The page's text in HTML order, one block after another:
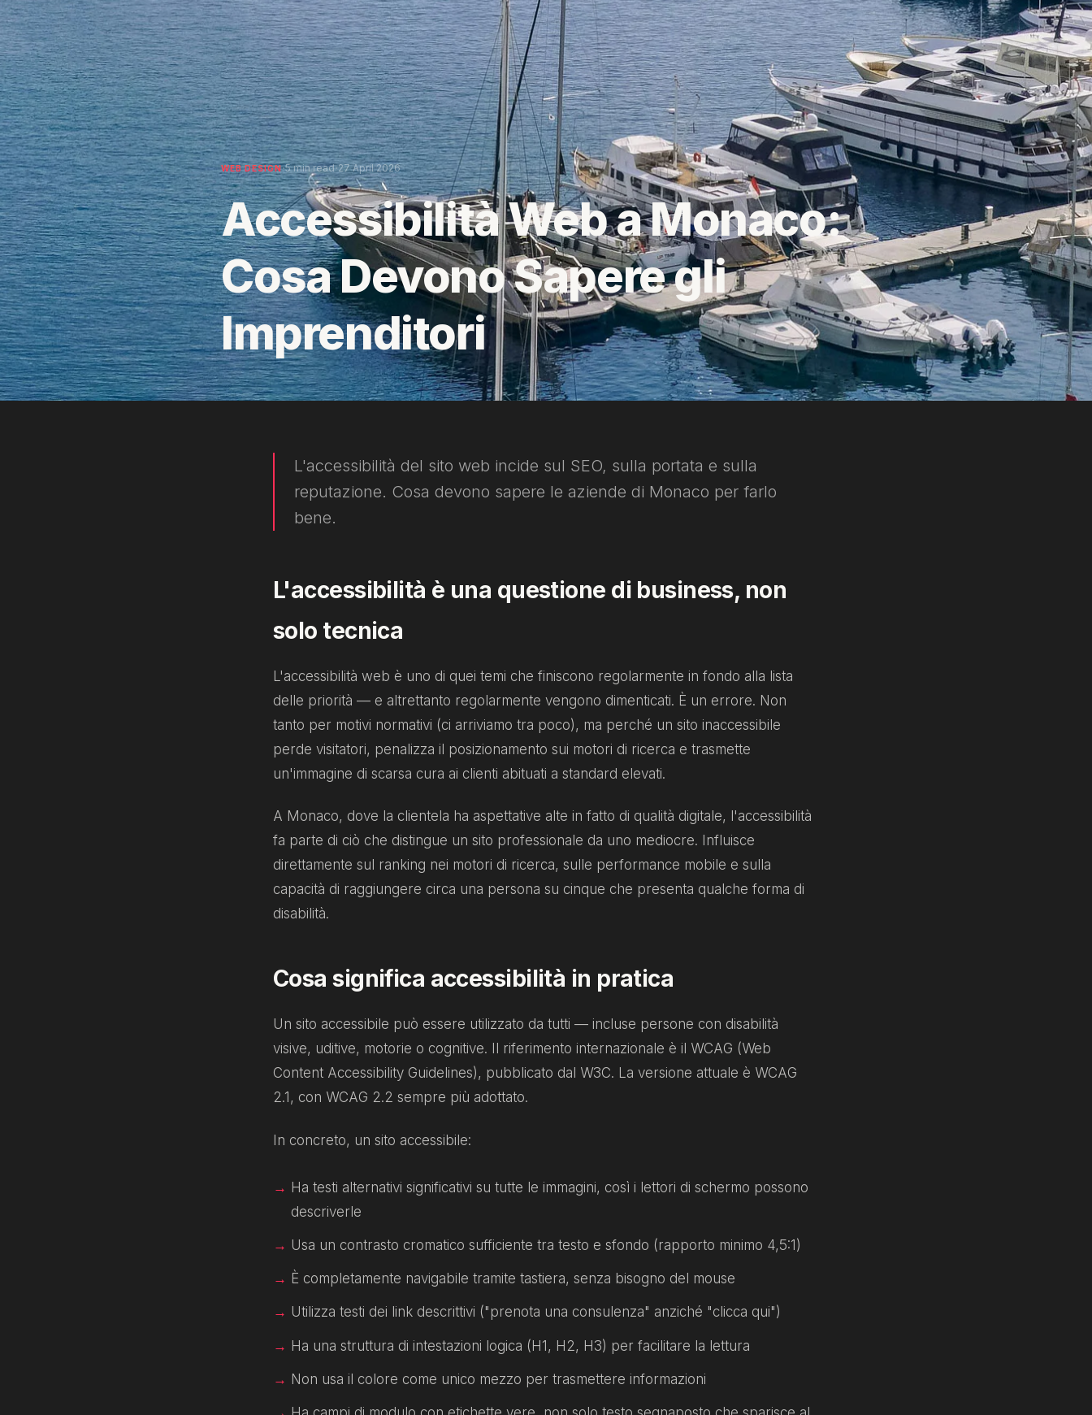
WEB DESIGN·5 min read·27 April 2026
Accessibilità Web a Monaco:
Cosa Devono Sapere gli
Imprenditori
L'accessibilità del sito web incide sul SEO, sulla portata e sulla
reputazione. Cosa devono sapere le aziende di Monaco per farlo
bene.
L'accessibilità è una questione di business, non
solo tecnica
L'accessibilità web è uno di quei temi che finiscono regolarmente in fondo alla lista
delle priorità — e altrettanto regolarmente vengono dimenticati. È un errore. Non
tanto per motivi normativi (ci arriviamo tra poco), ma perché un sito inaccessibile
perde visitatori, penalizza il posizionamento sui motori di ricerca e trasmette
un'immagine di scarsa cura ai clienti abituati a standard elevati.
A Monaco, dove la clientela ha aspettative alte in fatto di qualità digitale, l'accessibilità
fa parte di ciò che distingue un sito professionale da uno mediocre. Influisce
direttamente sul ranking nei motori di ricerca, sulle performance mobile e sulla
capacità di raggiungere circa una persona su cinque che presenta qualche forma di
disabilità.
Cosa significa accessibilità in pratica
Un sito accessibile può essere utilizzato da tutti — incluse persone con disabilità
visive, uditive, motorie o cognitive. Il riferimento internazionale è il WCAG (Web
Content Accessibility Guidelines), pubblicato dal W3C. La versione attuale è WCAG
2.1, con WCAG 2.2 sempre più adottato.
In concreto, un sito accessibile:
Ha testi alternativi significativi su tutte le immagini, così i lettori di schermo possono
descriverle
Usa un contrasto cromatico sufficiente tra testo e sfondo (rapporto minimo 4,5:1)
È completamente navigabile tramite tastiera, senza bisogno del mouse
Utilizza testi dei link descrittivi ("prenota una consulenza" anziché "clicca qui")
Ha una struttura di intestazioni logica (H1, H2, H3) per facilitare la lettura
Non usa il colore come unico mezzo per trasmettere informazioni